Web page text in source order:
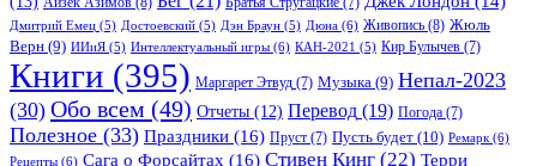
Дмитрий Емец (5) Достоевский (5) Дэн Браун (5) Дюна (6) Живопись (8) Жюль
Верн (9) ИИиЯ (5) Интеллектуальный игры (6) КАН-2021 (5) Кир Булычев (7)
Книги (395) Маргарет Этвуд (7) Музыка (9) Непал-2023
(30) Обо всем (49) Отчеты (12) Перевод (19) Погода (7)
Полезное (33) Праздники (16) Пруст (7) Пусть будет (10) Ремарк (6)
Рецепты (6) Сага о Форсайтах (16) Стивен Кинг (22) Терри